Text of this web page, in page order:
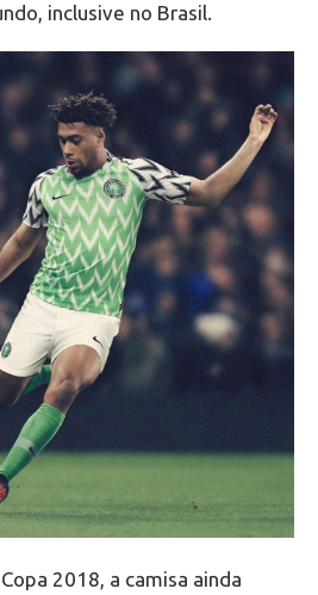
inclusive no Brasil.
2018, a camisa ainda